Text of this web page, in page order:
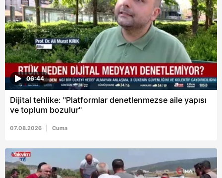
ilgili mevzuata uygun olarak kullanılan çerezlerle ilgili bilgi
almak için lütfentıklayınız.
06:44
Dijital tehlike: "Platformlar denetlenmezse aile yapısı
ve toplum bozulur"
07.08.2026 Cuma